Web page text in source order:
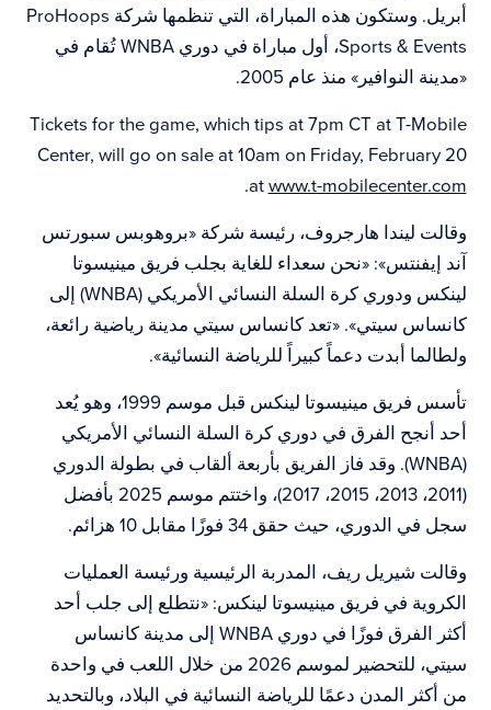
أبريل. وستكون هذه المباراة، التي تنظمها شركة ProHoops
Sports & Events، أول مباراة في دوري WNBA تُقام في
«مدينة النوافير» منذ عام 2005.
Tickets for the game, which tips at 7pm CT at T-Mobile
Center, will go on sale at 10am on Friday, February 20
atwww.t-mobilecenter.com
.
وقالت ليندا هارجروف، رئيسة شركة «بروهوبس سبورتس
آند إيفنتس»: «نحن سعداء للغاية بجلب فريق مينيسوتا
لينكس ودوري كرة السلة النسائي الأمريكي (WNBA) إلى
كانساس سيتي». «تعد كانساس سيتي مدينة رياضية رائعة،
ولطالما أبدت دعماً كبيراً للرياضة النسائية».
تأسس فريق مينيسوتا لينكس قبل موسم 1999، وهو يُعد
أحد أنجح الفرق في دوري كرة السلة النسائي الأمريكي
(WNBA). وقد فاز الفريق بأربعة ألقاب في بطولة الدوري
(2011، 2013، 2015، 2017)، واختتم موسم 2025 بأفضل
سجل في الدوري، حيث حقق 34 فوزًا مقابل 10 هزائم.
وقالت شيريل ريف، المدربة الرئيسية ورئيسة العمليات
الكروية في فريق مينيسوتا لينكس: «نتطلع إلى جلب أحد
أكثر الفرق فوزًا في دوري WNBA إلى مدينة كانساس
سيتي، للتحضير لموسم 2026 من خلال اللعب في واحدة
من أكثر المدن دعمًا للرياضة النسائية في البلاد، وبالتحديد